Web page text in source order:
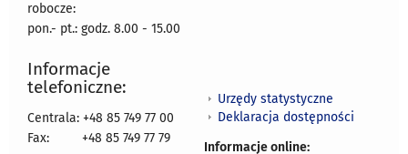
robocze:
pon.- pt.: godz. 8.00 - 15.00
Informacje
telefoniczne:
Centrala: +48 85 749 77 00
Fax:
+48 85 749 77 79
Urzędy statystyczne
Deklaracja dostępności
Informacje online: